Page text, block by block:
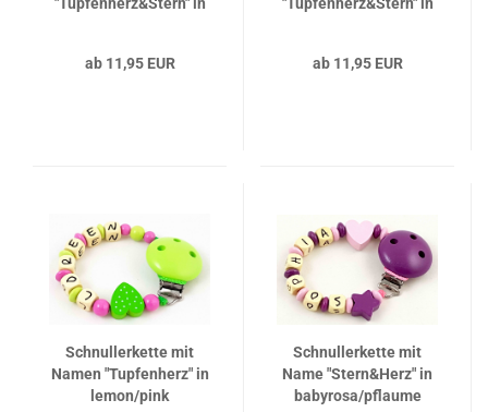
ab 11,95 EUR ab 11,95 EUR
Schnullerkette mit
Namen "Tupfenherz" in
lemon/pink
Schnullerkette mit
Name "Stern&Herz" in
babyrosa/pflaume